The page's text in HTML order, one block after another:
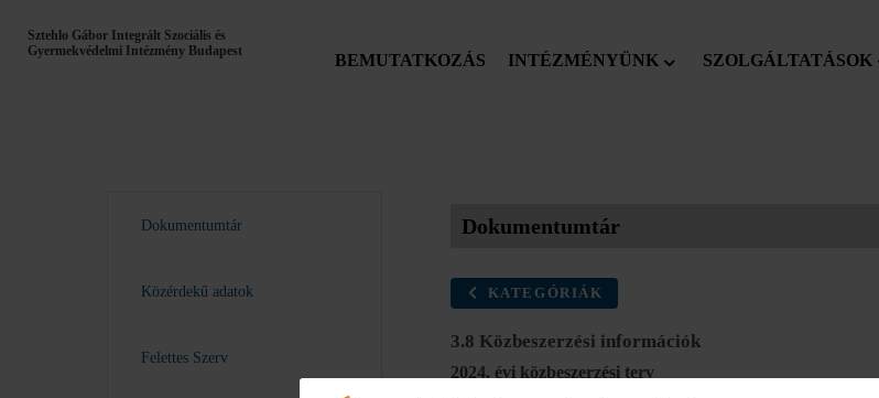
Sztehlo Gábor Integrált Szociális és
Gyermekvédelmi Intézmény Budapest
BEMUTATKOZÁS INTÉZMÉNYÜNK SZOLGÁLTATÁSOK
Dokumentumtár
Közérdekű adatok
Felettes Szerv
Dokumentumtár
KATEGÓRIÁK
3.8 Közbeszerzési információk
2024. évi közbeszerzési terv